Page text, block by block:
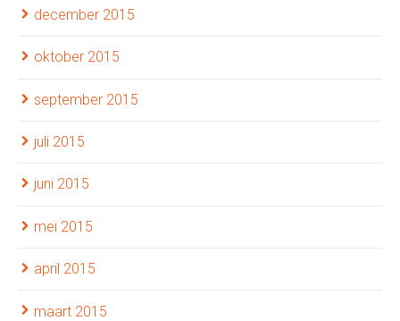
december 2015
oktober 2015
september 2015
juli 2015
juni 2015
mei 2015
april 2015
maart 2015